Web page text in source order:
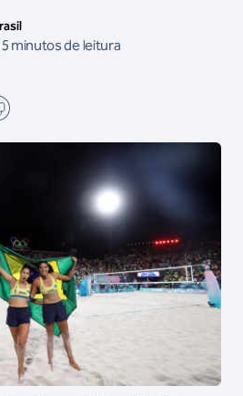
5 minutos de leitura